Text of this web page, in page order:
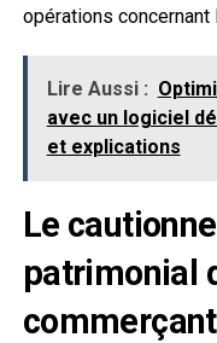
opérations
Lire Aussi :
avec un logiciel
et explications
Le
patrimonial
commerçant